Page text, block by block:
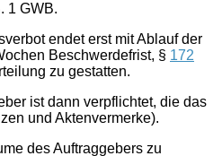
1 GWB.
endet erst mit Ablauf der
Beschwerdefrist, § 172
zu gestatten.
ist dann verpflichtet, die das
und Aktenvermerke).
des Auftraggebers zu